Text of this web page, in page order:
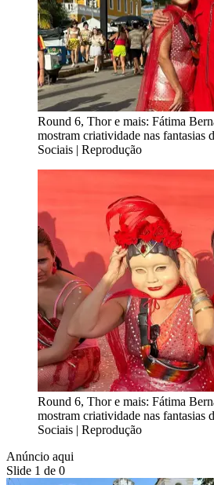
Round 6, Thor e mais: Fátima
mostram criatividade nas fantasias
Sociais | Reprodução
Round 6, Thor e mais: Fátima
mostram criatividade nas fantasias
Sociais | Reprodução
Anúncio aqui
Slide 1 de 0